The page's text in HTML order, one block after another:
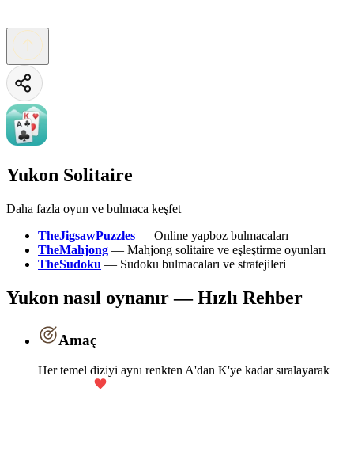
Yukon Solitaire
Daha fazla oyun ve bulmaca keşfet
TheJigsawPuzzles — Online yapboz bulmacaları
TheMahjong — Mahjong solitaire ve eşleştirme oyunları
TheSudoku — Sudoku bulmacaları ve stratejileri
Yukon nasıl oynanır — Hızlı Rehber
Amaç
Her temel diziyi aynı renkten A'dan K'ye kadar sıralayarak